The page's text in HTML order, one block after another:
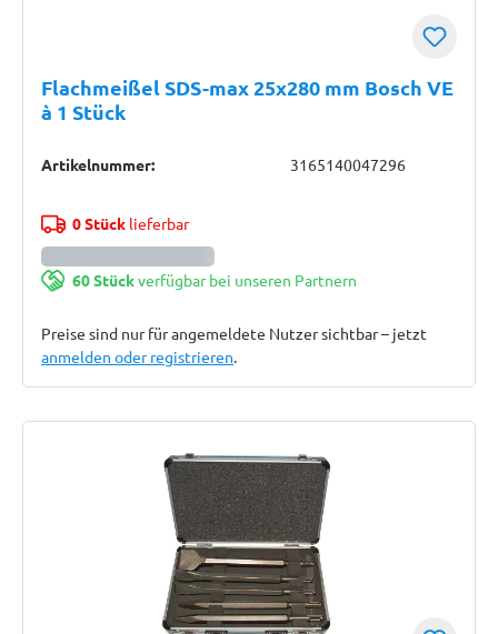
Flachmeißel SDS-max 25x280 mm Bosch VE
à 1 Stück
Artikelnummer: 3165140047296
0 Stücklieferbar
60 Stückverfügbar bei unseren Partnern
Preise sind nur für angemeldete Nutzer sichtbar – jetzt
anmelden oder registrieren.